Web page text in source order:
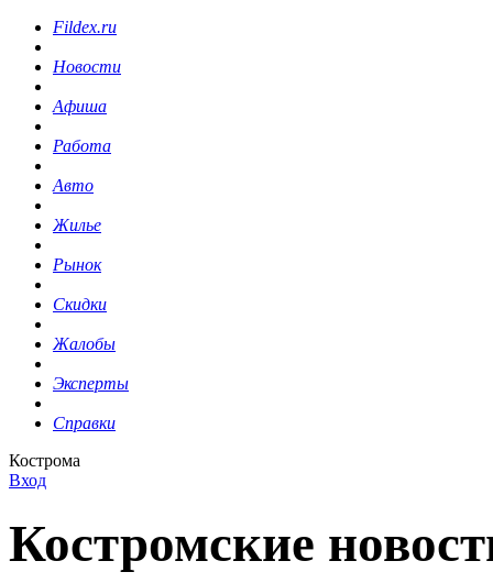
Fildex.ru
Новости
Афиша
Работа
Авто
Жилье
Рынок
Скидки
Жалобы
Эксперты
Справки
Кострома
Вход
Костромские